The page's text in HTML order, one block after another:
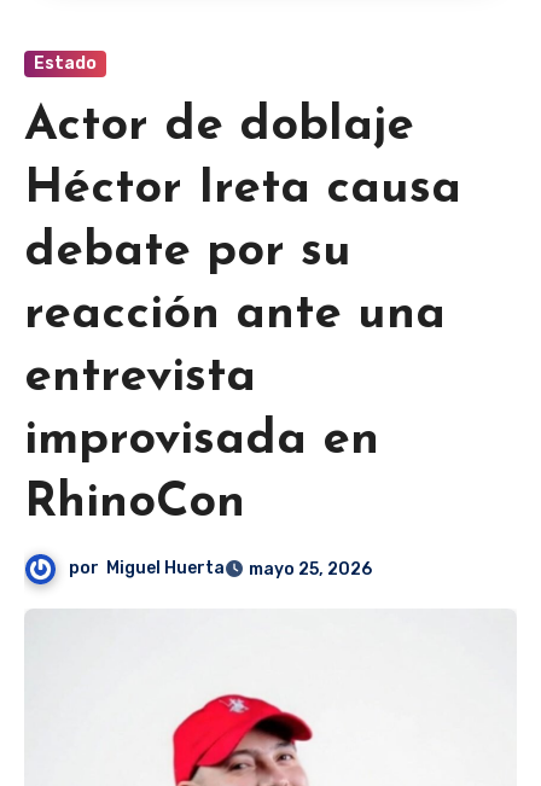
Estado
Actor de doblaje
Héctor Ireta causa
debate por su
reacción ante una
entrevista
improvisada en
RhinoCon
por Miguel Huerta mayo 25, 2026